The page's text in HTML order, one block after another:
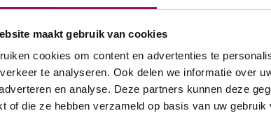
maakt gebruik van cookies
cookies om content en advertenties te
te analyseren. Ook delen we informatie over
en analyse. Deze partners kunnen deze
of die ze hebben verzameld op basis van uw gebruik